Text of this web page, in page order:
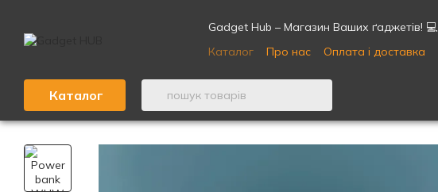
Gadget Hub – Магазин Ваших ґаджетів! 💻
Каталог
Про нас Оплата і доставка
Каталог